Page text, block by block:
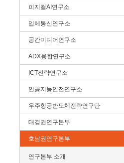
피지컬AI연구소
입체통신연구소
공간미디어연구소
ADX융합연구소
ICT전략연구소
인공지능안전연구소
우주항공반도체전략연구단
대경권연구본부
호남권연구본부
연구본부 소개